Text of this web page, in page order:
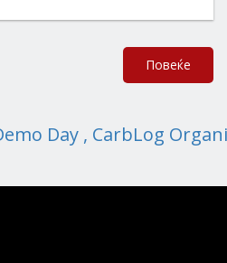
Повеќе
Day , CarbLog